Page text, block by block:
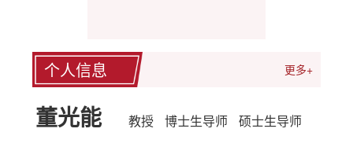
个人信息 更多+
董光能 教授 博士生导师 硕士生导师